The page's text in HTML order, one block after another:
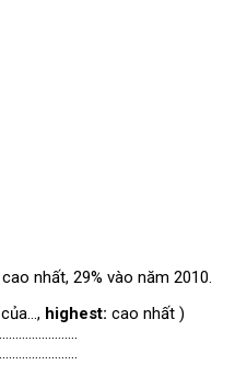
nhất, 29% vào năm 2010.
highest: cao nhất )